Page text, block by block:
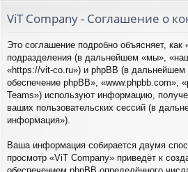
и
ViT Company - Соглашение о
Это соглашение подробно объясняет, как
подразделения (в дальнейшем «мы»,
«https://vit-co.ru») и phpBB (в дальнейшем
обеспечение phpBB», «www.phpbb.com»,
Teams») используют информацию,
ваших пользовательских сессий (в
информация»).
Ваша информация собирается двумя
просмотр «ViT Company» приведёт к
обеспечением phpBB определённого